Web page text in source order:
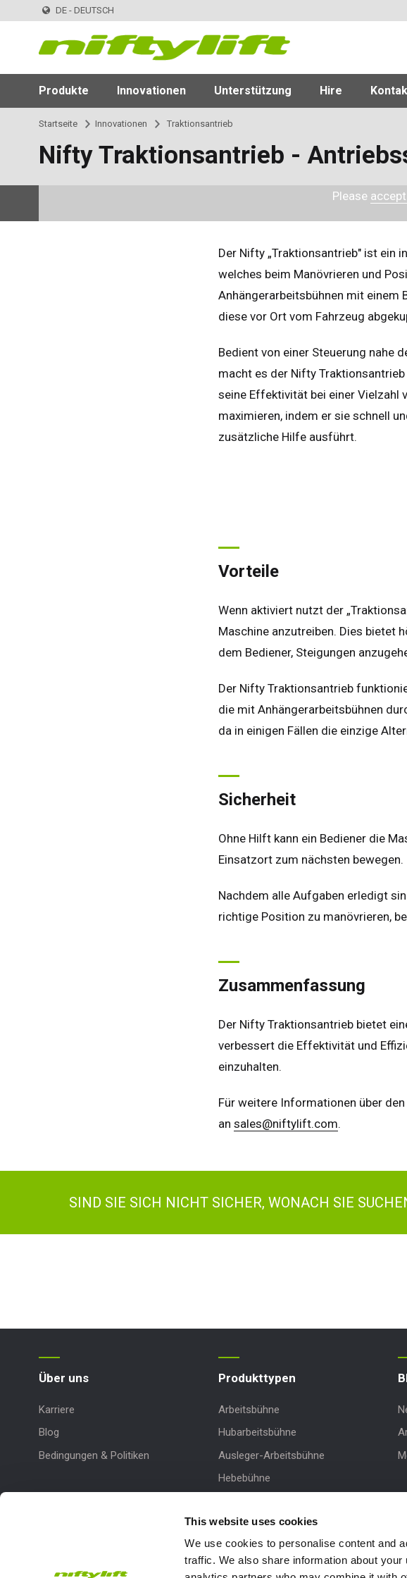
This website uses cookies
We use cookies to personalise content and
traffic. We also share information about
DE - DEUTSCH
Produkte Innovationen Unterstützung Hire
Startseite Innovationen Traktionsantrieb
Nifty Traktionsantrieb -
Please
Der Nifty „Traktionsantrieb" ist ein
welches beim Manövrieren und
Anhängerarbeitsbühnen mit einem
diese vor Ort vom Fahrzeug
Bedient von einer Steuerung nahe
macht es der Nifty
seine Effektivität bei einer Vielzahl
maximieren, indem er sie schnell
zusätzliche Hilfe ausführt.
Vorteile
Wenn aktiviert nutzt der
Maschine anzutreiben. Dies bietet
dem Bediener, Steigungen
Der Nifty Traktionsantrieb
die mit Anhängerarbeitsbühnen
da in einigen Fällen die einzige
Sicherheit
Ohne Hilft kann ein Bediener die
Einsatzort zum nächsten bewegen.
Nachdem alle Aufgaben erledigt
richtige Position zu manövrieren,
Zusammenfassung
Der Nifty Traktionsantrieb bietet
verbessert die Effektivität und
einzuhalten.
Für weitere Informationen über
an sales@niftylift.com.
SIND SIE SICH NICHT SICHER, WONACH SIE
Über uns
Karriere
Blog
Bedingungen & Politiken
Produkttypen
Arbeitsbühne
Hubarbeitsbühne
Ausleger-Arbeitsbühne
Hebebühne
Großbritannien
Amerika
Frankreich
Spanien